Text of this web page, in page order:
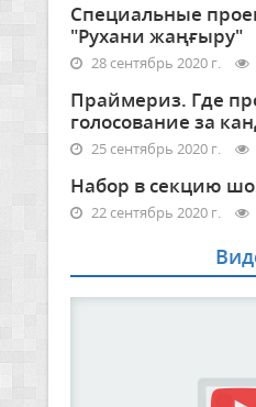
Специальные
"Рухани жаңғыру"
28 сентябрь 2020 г.
Праймериз. Где
голосование за
25 сентябрь 2020 г.
Набор в секцию
22 сентябрь 2020 г.